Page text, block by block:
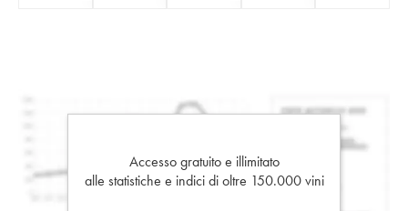
Accesso gratuito e illimitato
alle statistiche e indici di oltre 150.000 vini